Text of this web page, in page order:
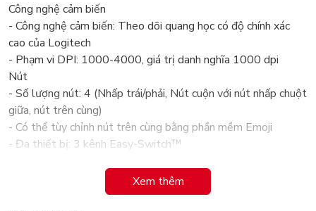
Công nghệ cảm biến
- Công nghệ cảm biến: Theo dõi quang học có độ chính xác
cao của Logitech
- Phạm vi DPI: 1000-4000, giá trị danh nghĩa 1000 dpi
Nút
- Số lượng nút: 4 (Nhấp trái/phải, Nút cuộn với nút nhấp chuột
giữa, nút trên cùng)
- Có thể tùy chỉnh nút trên cùng bằng phần mềm Emoji
- Đa thiết bị: 3 kênh Easy-Switch™
- Được hỗ trợ bởi Logi Options+ trên Windows và macOS ?
Xem thêm